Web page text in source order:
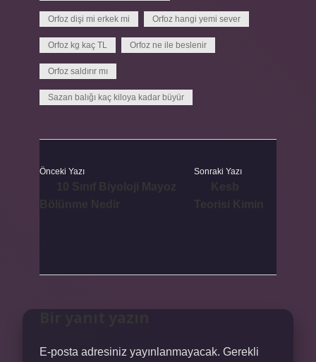
Orfoz dişi mi erkek mi Orfoz hangi yemi sever
Orfoz kg kaç TL Orfoz ne ile beslenir
Orfoz saldırır mı
Sazan balığı kaç kiloya kadar büyür
Önceki Yazı Sonraki Yazı
E-posta adresiniz yayınlanmayacak. Gerekli